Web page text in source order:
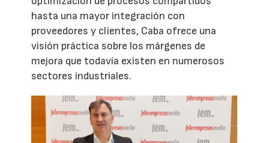
hasta una mayor integración con
proveedores y clientes, Caba ofrece una
visión práctica sobre los márgenes de
mejora que todavía existen en numerosos
sectores industriales.